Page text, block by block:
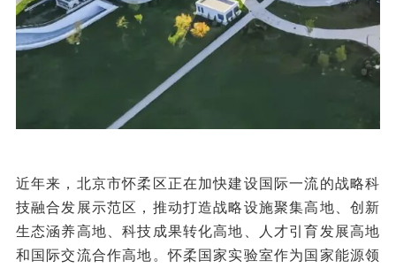
近年来，北京市怀柔区正在加快建设国际一流的战略科
技融合发展示范区，推动打造战略设施聚集高地、创新
生态涵养高地、科技成果转化高地、人才引育发展高地
和国际交流合作高地。怀柔国家实验室作为国家能源领